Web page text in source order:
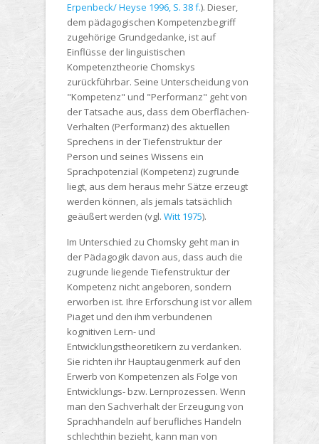
Erpenbeck/ Heyse 1996, S. 38 f.). Dieser,
dem pädagogischen Kompetenzbegriff
zugehörige Grundgedanke, ist auf
Einflüsse der linguistischen
Kompetenztheorie Chomskys
zurückführbar. Seine Unterscheidung von
"Kompetenz" und "Performanz" geht von
der Tatsache aus, dass dem Oberflächen-
Verhalten (Performanz) des aktuellen
Sprechens in der Tiefenstruktur der
Person und seines Wissens ein
Sprachpotenzial (Kompetenz) zugrunde
liegt, aus dem heraus mehr Sätze erzeugt
werden können, als jemals tatsächlich
geäußert werden (vgl. Witt 1975).
Im Unterschied zu Chomsky geht man in
der Pädagogik davon aus, dass auch die
zugrunde liegende Tiefenstruktur der
Kompetenz nicht angeboren, sondern
erworben ist. Ihre Erforschung ist vor allem
Piaget und den ihm verbundenen
kognitiven Lern- und
Entwicklungstheoretikern zu verdanken.
Sie richten ihr Hauptaugenmerk auf den
Erwerb von Kompetenzen als Folge von
Entwicklungs- bzw. Lernprozessen. Wenn
man den Sachverhalt der Erzeugung von
Sprachhandeln auf berufliches Handeln
schlechthin bezieht, kann man von